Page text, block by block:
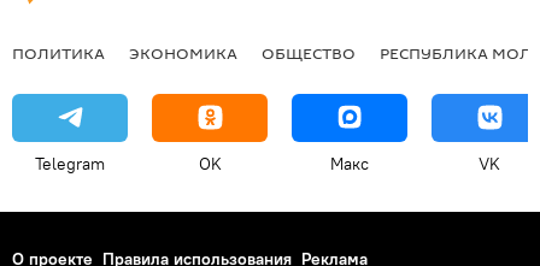
ПОЛИТИКА ЭКОНОМИКА ОБЩЕСТВО РЕСПУБЛИКА
Telegram OK Макс VK
О проекте Правила использования Реклама